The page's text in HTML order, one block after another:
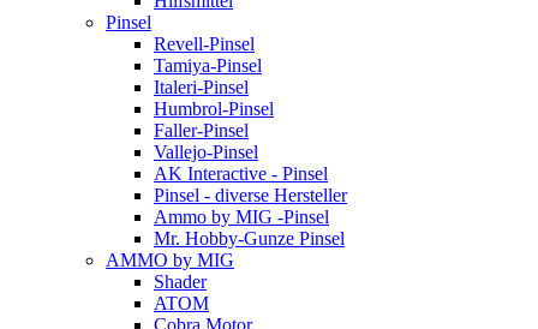
Pinsel
Revell-Pinsel
Tamiya-Pinsel
Italeri-Pinsel
Humbrol-Pinsel
Faller-Pinsel
Vallejo-Pinsel
AK Interactive - Pinsel
Pinsel - diverse Hersteller
Ammo by MIG -Pinsel
Mr. Hobby-Gunze Pinsel
AMMO by MIG
Shader
ATOM
Cobra Motor